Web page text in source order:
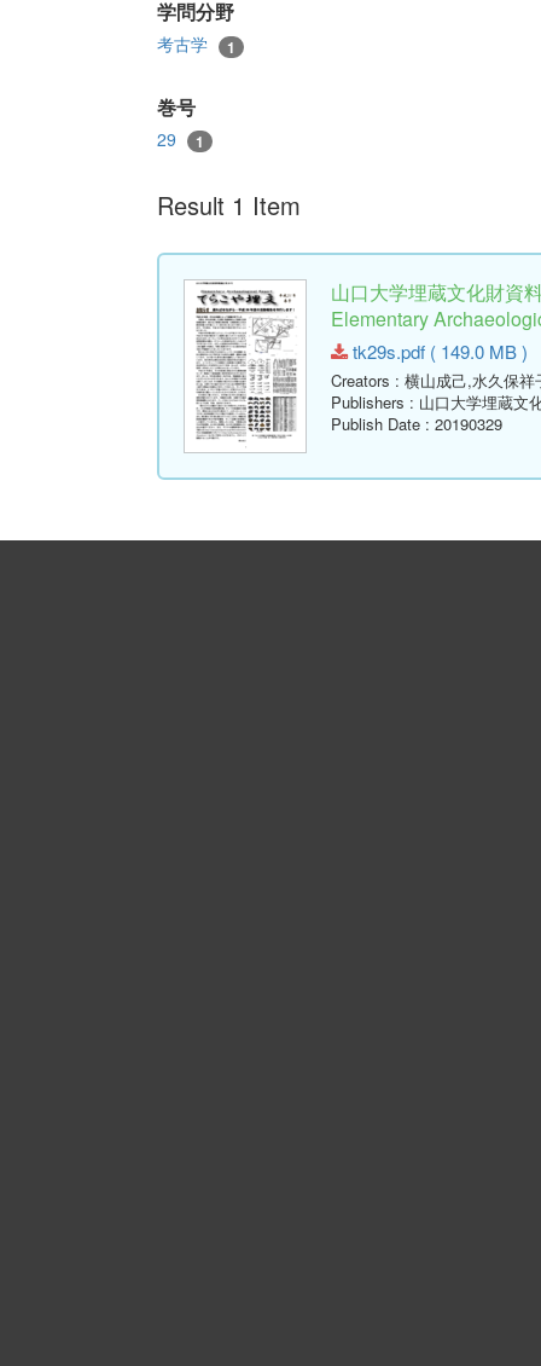
学問分野
考古学 1
巻号
29 1
Result 1 Item
山口大学埋蔵文化財資
Elementary
tk29s.pdf ( 149.0 MB )
Creators : 横山成己,水久保祥
Publishers : 山口大学埋蔵文
Publish Date : 20190329